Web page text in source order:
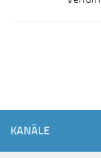
KANÄLE